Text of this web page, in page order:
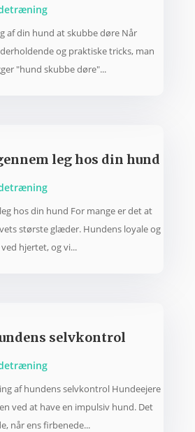
din hund at skubbe døre Når
og praktiske tricks, man
"hund skubbe døre"...
leg hos din hund
hos din hund For mange er det at
største glæder. Hundens loyale og
hjertet, og vi...
selvkontrol
af hundens selvkontrol Hundeejere
ved at have en impulsiv hund. Det
når ens firbenede...